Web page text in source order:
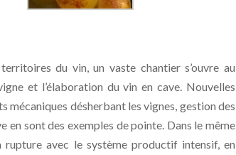
du vin, un vaste chantier s’ouvre au
et l’élaboration du vin en cave. Nouvelles
désherbant les vignes, gestion des
sont des exemples de pointe. Dans le même
avec le système productif intensif, en